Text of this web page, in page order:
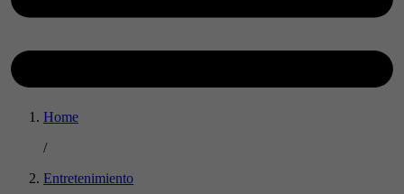
Home
/
Entretenimiento